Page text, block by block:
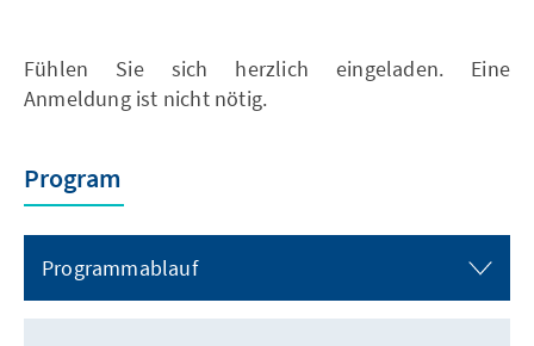
Fühlen Sie sich herzlich eingeladen. Eine
Anmeldung ist nicht nötig.
Program
Programmablauf